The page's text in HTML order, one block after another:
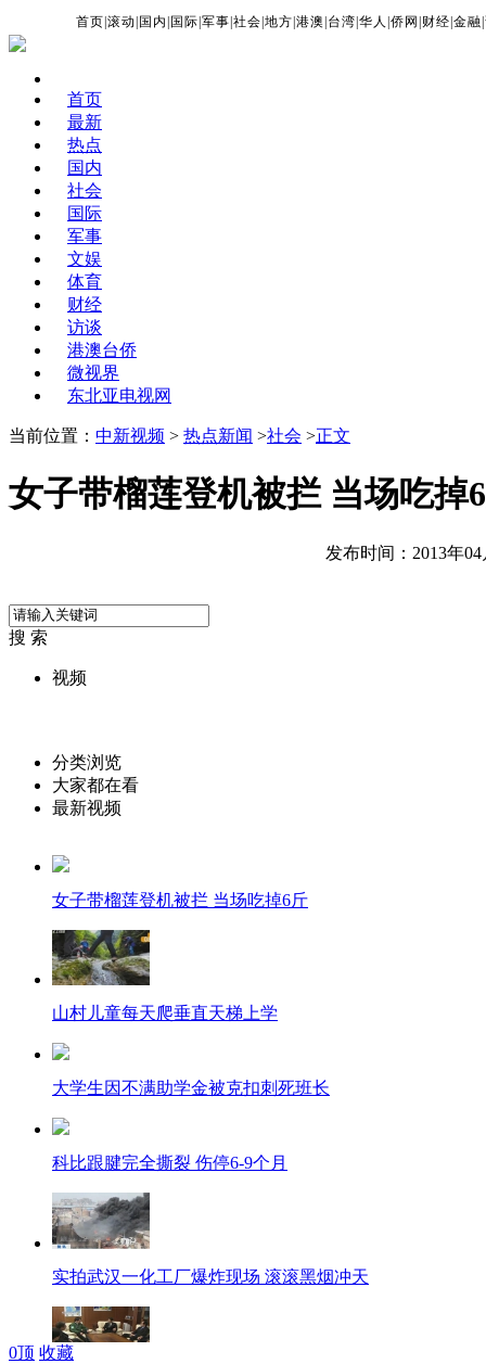
首页 |滚动 国内 国际 |军事 |社会 |地方 |港澳 台湾 |华人 |侨网 财经 |金融 |
首页
最新
热点
国内
社会
国际
军事
文娱
体育
财经
访谈
港澳台侨
微视界
东北亚电视网
当前位置： 中新视频 > 热点新闻 >社会 >正文
女子带榴莲登机被拦 当场吃掉
发布时间：2013年04
搜 索
视频
分类浏览
大家都在看
最新视频
女子带榴莲登机被拦 当场吃掉6斤
山村儿童每天爬垂直天梯上学
大学生因不满助学金被克扣刺死班长
科比跟腱完全撕裂 伤停6-9个月
实拍武汉一化工厂爆炸现场 滚滚黑烟冲天
0顶 收藏